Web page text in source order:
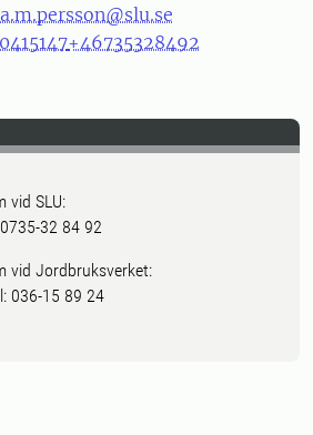
+46735328492
vid SLU:
32 84 92
vid Jordbruksverket:
036-15 89 24